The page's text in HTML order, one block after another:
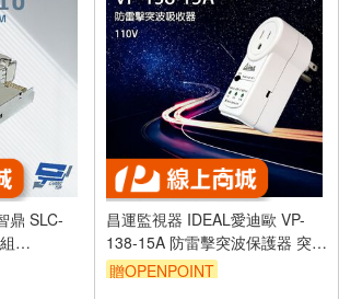
鼎 SLC-
輸距離可
昌運監視器 IDEAL愛迪歐 VP-
138-15A 防雷擊突波保護器 突波
吸收器 電源鎖-15A
贈OPENPOINT